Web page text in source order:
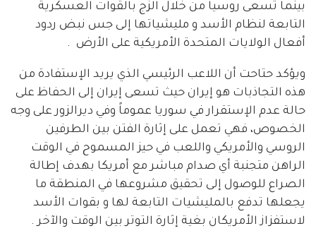
بينما تسعى روسيا من خلال الزج بالقوات العسكرية
التابعة لنظام الأسد و مليشياتها إلى جس نبض ردود
أفعال الولايات المتحدة الأمريكية على الأرض .
ويؤكد حتاحت أن اللاعب الرئيسي الذي يريد الإستفادة من
هذه التجاذبات هو إيران حيث تسعى إيران إلى الحفاظ على
حالة عدم الإستقرار في سوريا عموماً وفي ديرالزور على وجه
الخصوص، فهي تعمل على إثارة الفتن بين الطرفين
الروسي والأمريكي واللعب في حيز المسموح في الوقت
الراهن متجنبة أي صدام مباشر مع أمريكا بهدف إطالة
الصراع للوصول إلى تحقيق مشروعها في المنطقة ما
يجعلها تدفع بالمليشيات التابعة لها و بقوات الأسد
لاستفزاز الأمريكان بغية إثارة التوتر بين الوقت والآخر .